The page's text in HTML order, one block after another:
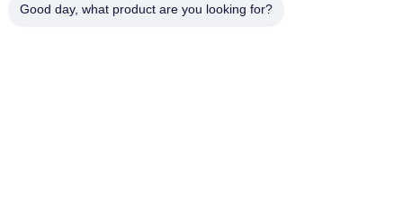
Good day, what product are you looking for?